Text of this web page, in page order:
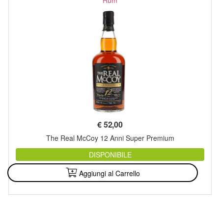
€52,00
The Real McCoy 12 Anni Super Premium
DISPONIBILE
Aggiungi al Carrello